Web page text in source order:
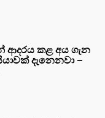
ආදරය කළ අය ගැන
දැනෙනවා –